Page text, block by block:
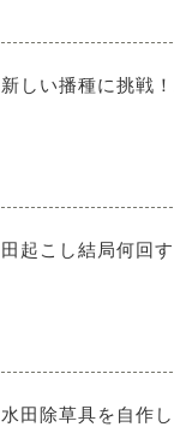
新しい播種に挑戦
田起こし結局何回
水田除草具を自作